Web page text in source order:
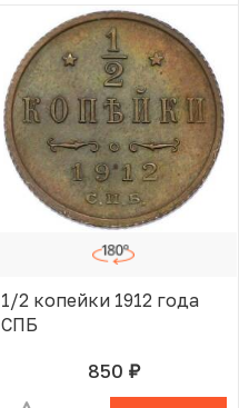
1/2 копейки 1912 года
СПБ
850 руб.В КОРЗИНЕ